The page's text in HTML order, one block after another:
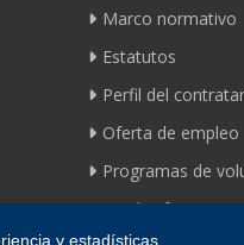
y estadísticas.
Marco normativo
Estatutos
Perfil del
Oferta de empleo
Programas de
Ayudas fomento